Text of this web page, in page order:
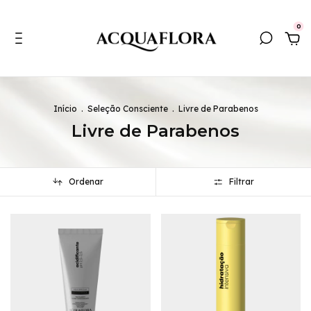
0
Início . Seleção Consciente . Livre de Parabenos
Livre de Parabenos
Ordenar Filtrar